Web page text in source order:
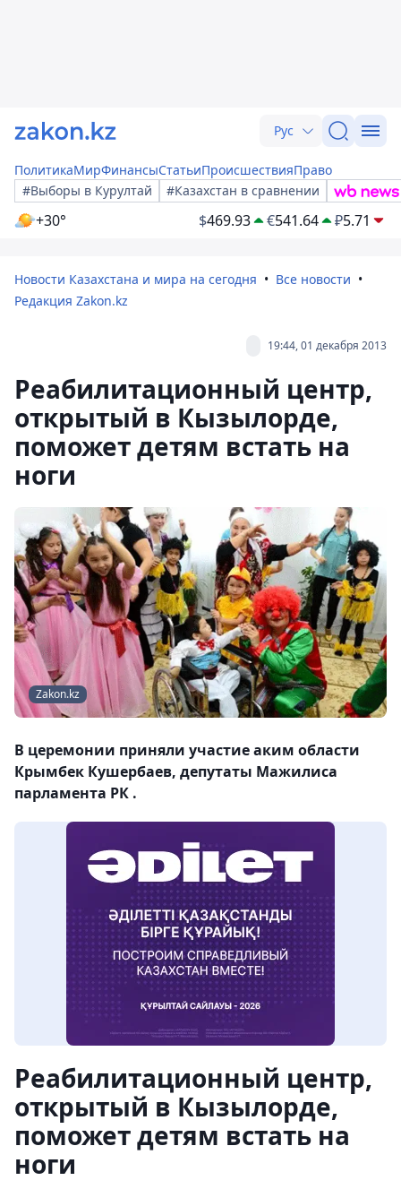
Рус
ПолитикаМирФинансыСтатьиПроисшествияПраво
#Выборы в Курултай
#Казахстан в сравнении
+30° $469.93 €541.64 ₽5.71
Новости Казахстана и мира на сегодня
Все новости
Редакция Zakon.kz
19:44, 01 декабря 2013
Реабилитационный центр,
открытый в Кызылорде,
поможет детям встать на
ноги
Zakon.kz
В церемонии приняли участие аким области
Крымбек Кушербаев, депутаты Мажилиса
парламента РК .
Реабилитационный центр,
открытый в Кызылорде,
поможет детям встать на
ноги